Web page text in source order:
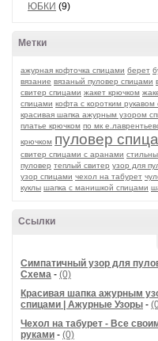
ЮБКИ (9)
Метки
ажурная кофточка спицами берет
вязание вязаный пуловер спицами
свитер спицами жакет крючком
спицами кофта с коротким рукавом
красивая шапка ажурным узором
платье крючком по мк
крючком пуловер
свитер спицами с аранами
пуловер теплый свитер узор для
узор спицами чехол на табурет
куклы шапка с манишкой спицами
Ссылки
Симпатичный узор для
Схема - (0)
Красивая шапка ажурным
спицами | Ажурные Узоры -
Чехол на табурет - Все
руками - (0)